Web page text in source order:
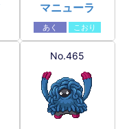
マニューラ
あく こおり
No.465